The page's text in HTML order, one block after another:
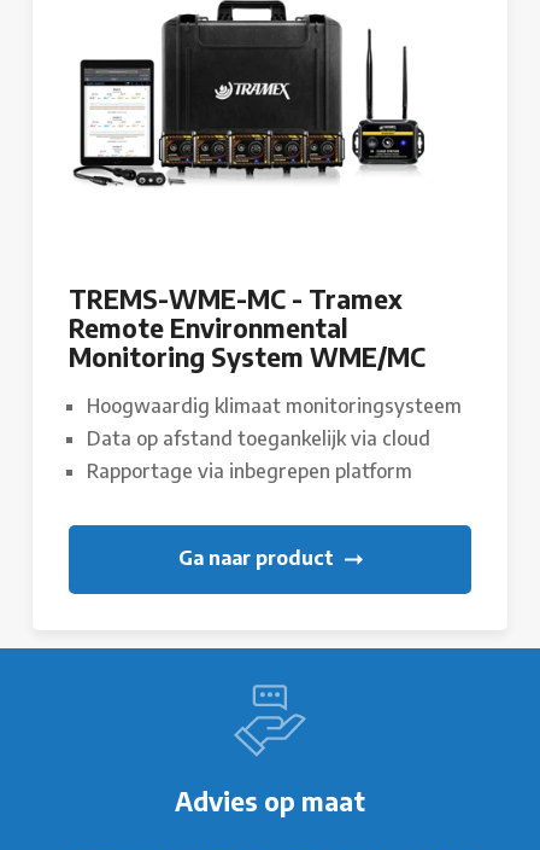
TREMS-WME-MC - Tramex
Remote Environmental
Monitoring System WME/MC
Hoogwaardig klimaat monitoringsysteem
Data op afstand toegankelijk via cloud
Rapportage via inbegrepen platform
Ga naar product
Advies op maat